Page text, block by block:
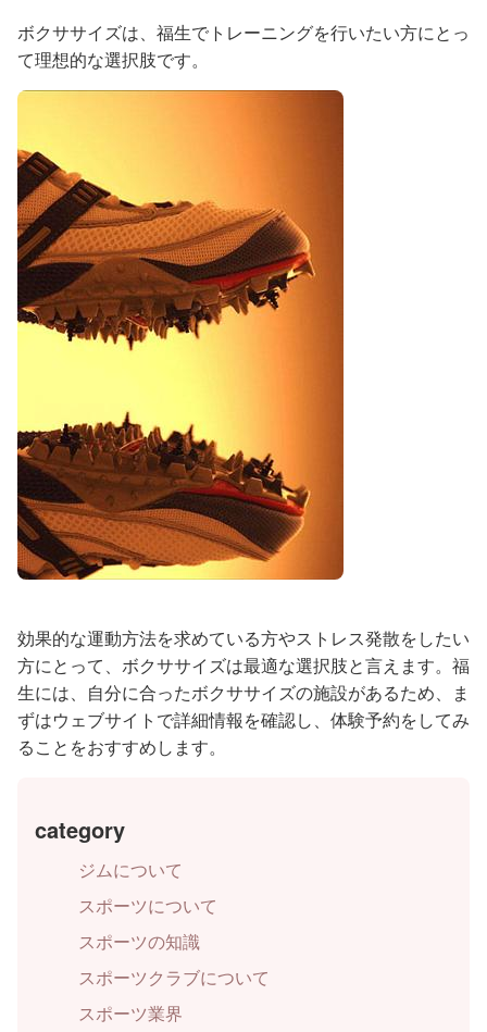
ボクササイズは、福生でトレーニングを行いたい方にとっ
て理想的な選択肢です。
効果的な運動方法を求めている方やストレス発散をしたい
方にとって、ボクササイズは最適な選択肢と言えます。福
生には、自分に合ったボクササイズの施設があるため、ま
ずはウェブサイトで詳細情報を確認し、体験予約をしてみ
ることをおすすめします。
category
ジムについて
スポーツについて
スポーツの知識
スポーツクラブについて
スポーツ業界